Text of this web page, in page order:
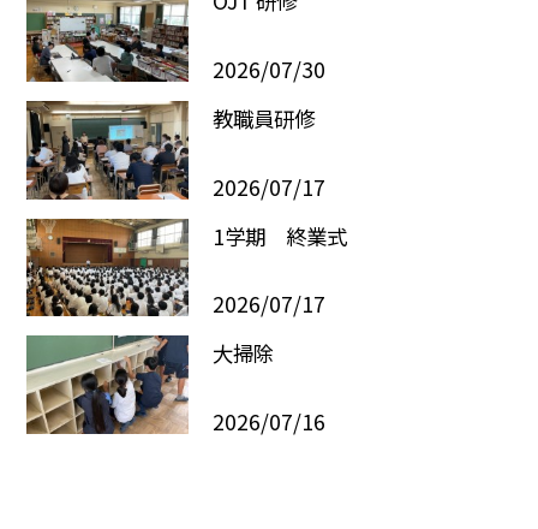
2026/07/30
教職員研修
2026/07/17
1学期 終業式
2026/07/17
大掃除
2026/07/16